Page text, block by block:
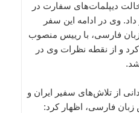
دیپلمات‌های سفارت در
داد. وی در ادامه این سفر
فارسی، با رییس منصوب
و از نقطه نظرات وی در
از تلاش‌های سفیر ایران و
فارسی، اظهار کرد: